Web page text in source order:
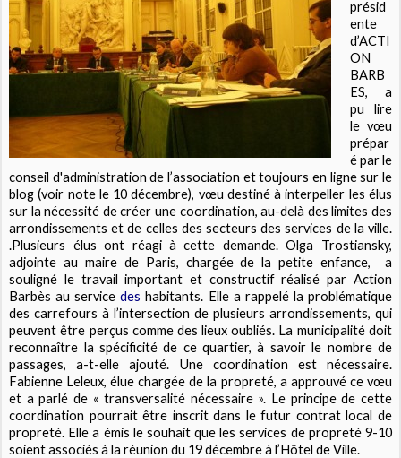
présid
ente
d’ACTI
ON
BARB
ES, a
pu lire
le vœu
prépar
é par le
conseil d'administration de l’association et toujours en ligne sur le
blog (voir note le 10 décembre), vœu destiné à interpeller les élus
sur la nécessité de créer une coordination, au-delà des limites des
arrondissements et de celles des secteurs des services de la ville.
.Plusieurs élus ont réagi à cette demande. Olga Trostiansky,
adjointe au maire de Paris, chargée de la petite enfance, a
souligné le travail important et constructif réalisé par Action
Barbès au servicedeshabitants. Elle a rappelé la problématique
des carrefours à l’intersection de plusieurs arrondissements, qui
peuvent être perçus comme des lieux oubliés. La municipalité doit
reconnaître la spécificité de ce quartier, à savoir le nombre de
passages, a-t-elle ajouté. Une coordination est nécessaire.
Fabienne Leleux, élue chargée de la propreté, a approuvé ce vœu
et a parlé de « transversalité nécessaire ». Le principe de cette
coordination pourrait être inscrit dans le futur contrat local de
propreté. Elle a émis le souhait que les services de propreté 9-10
soient associés à la réunion du 19 décembre à l’Hôtel de Ville.